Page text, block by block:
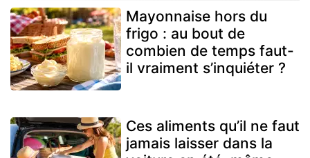
Mayonnaise hors du
frigo : au bout de
combien de temps faut-
il vraiment s’inquiéter ?
Ces aliments qu’il ne faut
jamais laisser dans la